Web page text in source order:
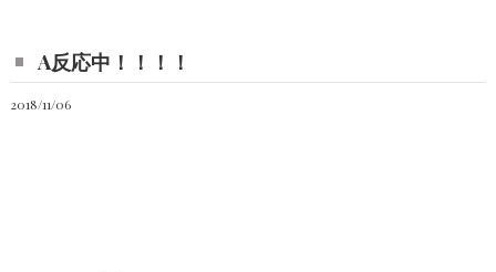
A反応中！！！！
2018/11/06